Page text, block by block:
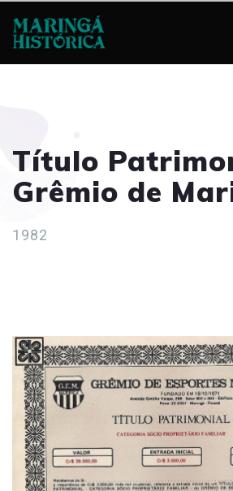
Título
Grêmio de
1982